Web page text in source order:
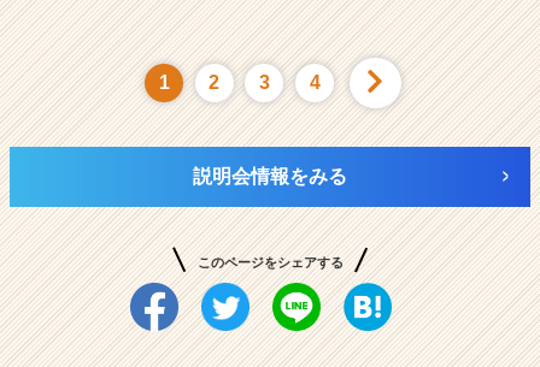
1 2 3 4
説明会情報をみる
このページをシェアする